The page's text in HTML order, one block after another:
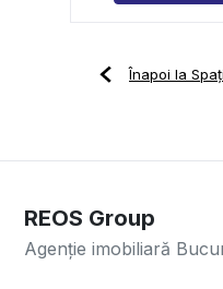
Înapoi la
REOS Group
Agenție imobiliară